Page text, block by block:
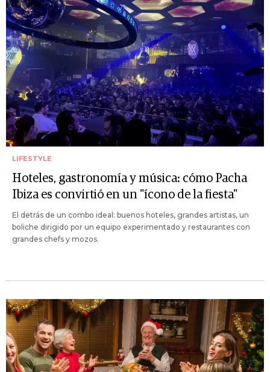
LIFESTYLE
Hoteles, gastronomía y música: cómo Pacha
Ibiza es convirtió en un "ícono de la fiesta"
El detrás de un combo ideal: buenos hoteles, grandes artistas, un
boliche dirigido por un equipo experimentado y restaurantes con
grandes chefs y mozos.